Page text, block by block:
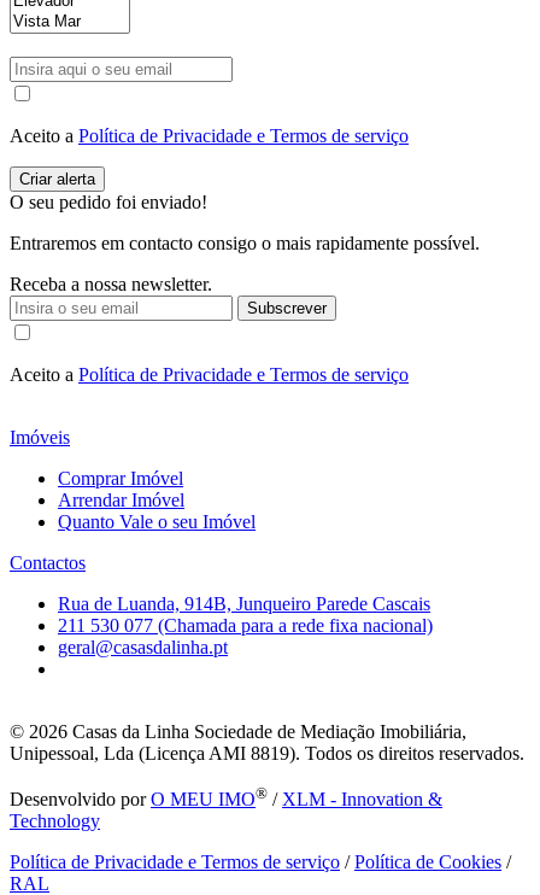
Aceito a Política de Privacidade e Termos de serviço
O seu pedido foi enviado!
Entraremos em contacto consigo o mais rapidamente possível.
Receba a nossa newsletter.
Subscrever
Aceito a Política de Privacidade e Termos de serviço
Imóveis
Comprar Imóvel
Arrendar Imóvel
Quanto Vale o seu Imóvel
Contactos
Rua de Luanda, 914B, Junqueiro Parede Cascais
211 530 077 (Chamada para a rede fixa nacional)
geral@casasdalinha.pt
© 2026 Casas da Linha Sociedade de Mediação Imobiliária,
Unipessoal, Lda (Licença AMI 8819). Todos os direitos reservados.
Desenvolvido porO MEU IMO® / XLM - Innovation &
Technology
Política de Privacidade e Termos de serviço /Política de Cookies /
RAL